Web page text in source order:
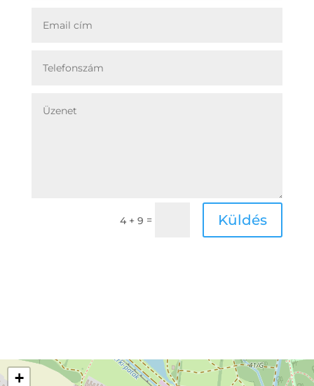
4 + 9 = Küldés
+